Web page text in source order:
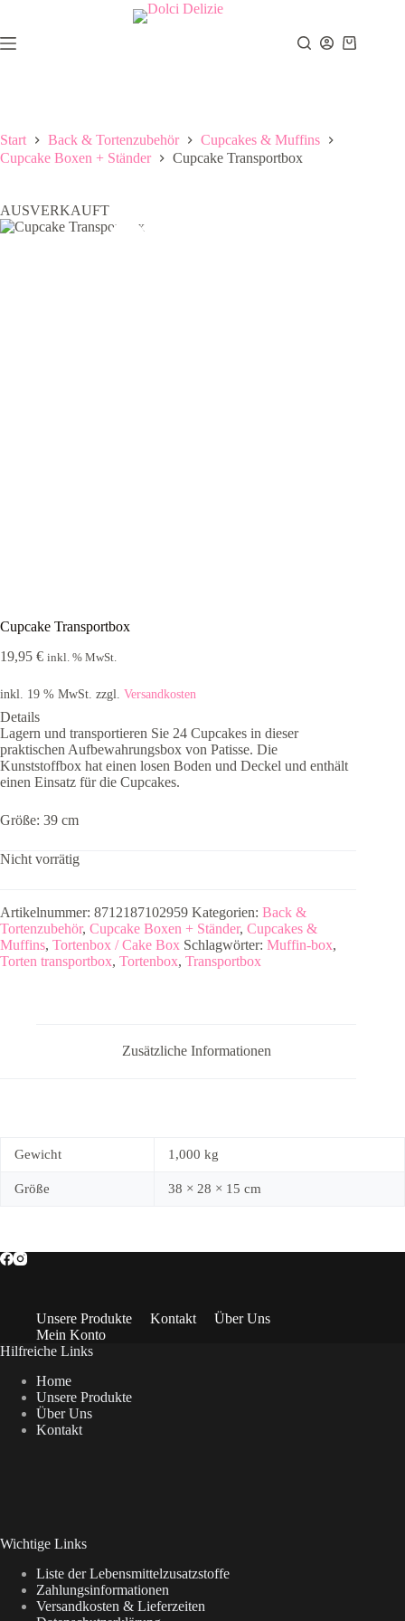
springen
Warenkorb
Start Back & Tortenzubehör
Cupcakes & Muffins
Cupcake Boxen + Ständer
Cupcake Transportbox
AUSVERKAUFT
Cupcake Transportbox
19,95 € inkl. % MwSt.
inkl. 19 % MwSt. zzgl. Versandkosten
Details
Lagern und transportieren Sie 24 Cupcakes in dieser
praktischen Aufbewahrungsbox von Patisse. Die
Kunststoffbox hat einen losen Boden und Deckel und enthält
einen Einsatz für die Cupcakes.
Größe: 39 cm
Nicht vorrätig
Artikelnummer: 8712187102959 Kategorien: Back &
Tortenzubehör, Cupcake Boxen + Ständer, Cupcakes &
Muffins, Tortenbox / Cake Box Schlagwörter: Muffin-box,
Torten transportbox, Tortenbox, Transportbox
Zusätzliche Informationen
Gewicht 1,000 kg
Größe 38 × 28 × 15 cm
Unsere Produkte Kontakt
Über Uns
Mein Konto
Hilfreiche Links
Home
Unsere Produkte
Über Uns
Kontakt
Wichtige Links
Liste der Lebensmittelzusatzstoffe
Zahlungsinformationen
Versandkosten & Lieferzeiten